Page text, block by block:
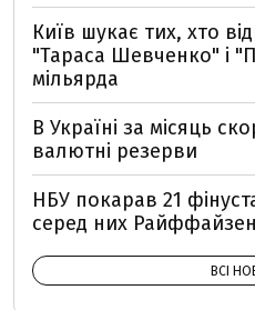
Київ шукає тих, хто
"Тараса Шевченко" і
мільярда
В Україні за місяць
валютні резерви
НБУ покарав 21
серед них Райффайзен
ВСІ